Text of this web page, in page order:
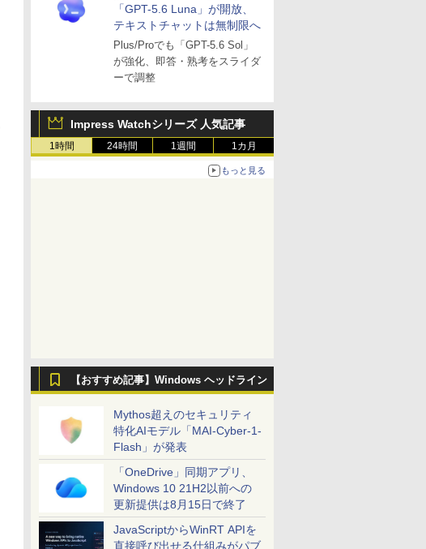
「GPT-5.6 Luna」が開放、
テキストチャットは無制限へ
Plus/Proでも「GPT-5.6 Sol」
が強化、即答・熟考をスライダ
ーで調整
Impress Watchシリーズ 人気記事
1時間 24時間 1週間 1カ月
もっと見る
【おすすめ記事】Windows ヘッドライン
Mythos超えのセキュリティ
特化AIモデル「MAI-Cyber-1-
Flash」が発表
「OneDrive」同期アプリ、
Windows 10 21H2以前への
更新提供は8月15日で終了
JavaScriptからWinRT APIを
直接呼び出せる仕組みがパブ